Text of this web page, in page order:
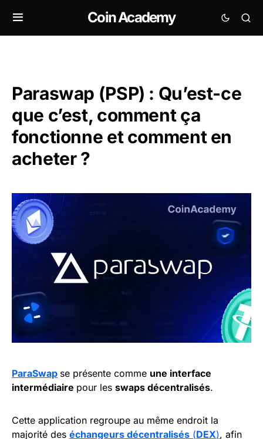
Coin Academy
Paraswap (PSP) : Qu’est-ce
que c’est, comment ça
fonctionne et comment en
acheter ?
ParaSwap se présente comme une interface
intermédiaire pour les swaps décentralisés.
Cette application regroupe au même endroit la
majorité des échangeurs décentralisés (DEX), afin